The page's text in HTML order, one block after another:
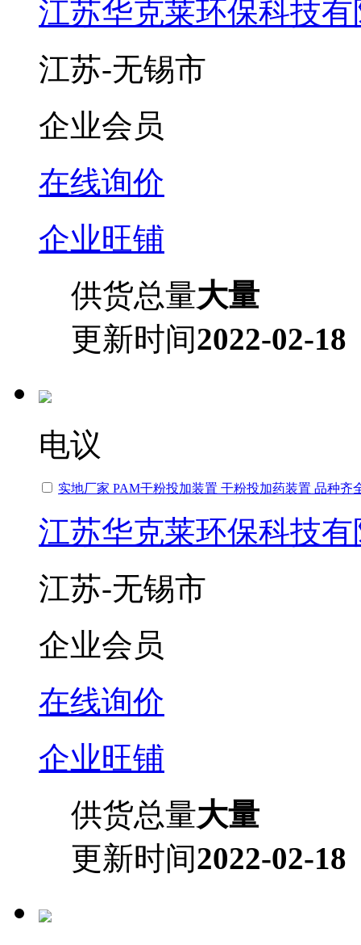
江苏华克莱环保科技
江苏-无锡市
企业会员
在线询价
企业旺铺
供货总量大量
更新时间2022-02-18
电议
实地厂家 PAM干粉投加装置 干粉投加药装置 品种齐
江苏华克莱环保科技
江苏-无锡市
企业会员
在线询价
企业旺铺
供货总量大量
更新时间2022-02-18